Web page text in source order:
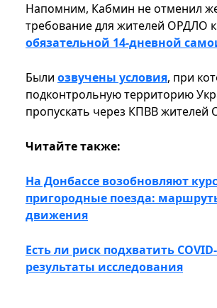
Напомним, Кабмин не отменил
требование для жителей ОРДЛО
обязательной 14-дневной
Были озвучены условия, при
подконтрольную территорию
пропускать через КПВВ жителей
Читайте также:
На Донбассе возобновляют
пригородные поезда:
движения
Есть ли риск подхватить
результаты исследования